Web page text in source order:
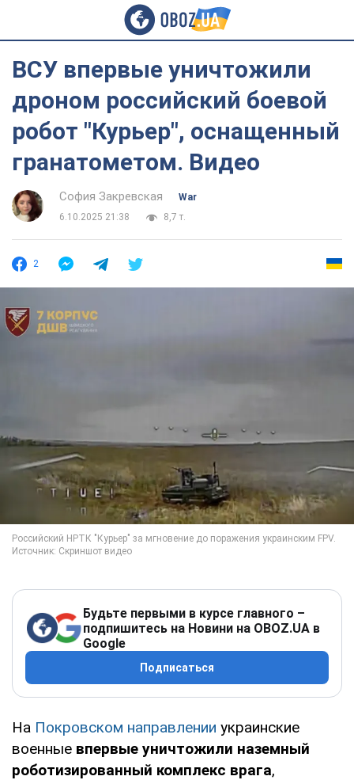
ВСУ впервые уничтожили
дроном российский боевой
робот "Курьер", оснащенный
гранатометом. Видео
София Закревская
War
6.10.2025 21:38
8,7 т.
2
Будьте первыми в курсе главного –
подпишитесь на Новини на OBOZ.UA в
Google
Подписаться
На Покровском направлении украинские
военные впервые уничтожили наземный
роботизированный комплекс врага,